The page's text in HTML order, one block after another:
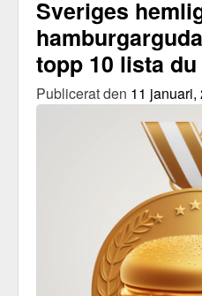
Sveriges
topp 10 lista
Publicerat den 11 januari,